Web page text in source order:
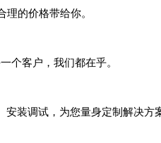
的价格带给你。
个客户，我们都在乎。
装调试，为您量身定制解决方